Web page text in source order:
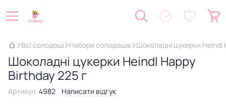
Всі солодощі Набори солодощів Шоколадні цукерки Heindl
Шоколадні цукерки Heindl Happy
Birthday 225 г
Артикул: 4982 Написати відгук